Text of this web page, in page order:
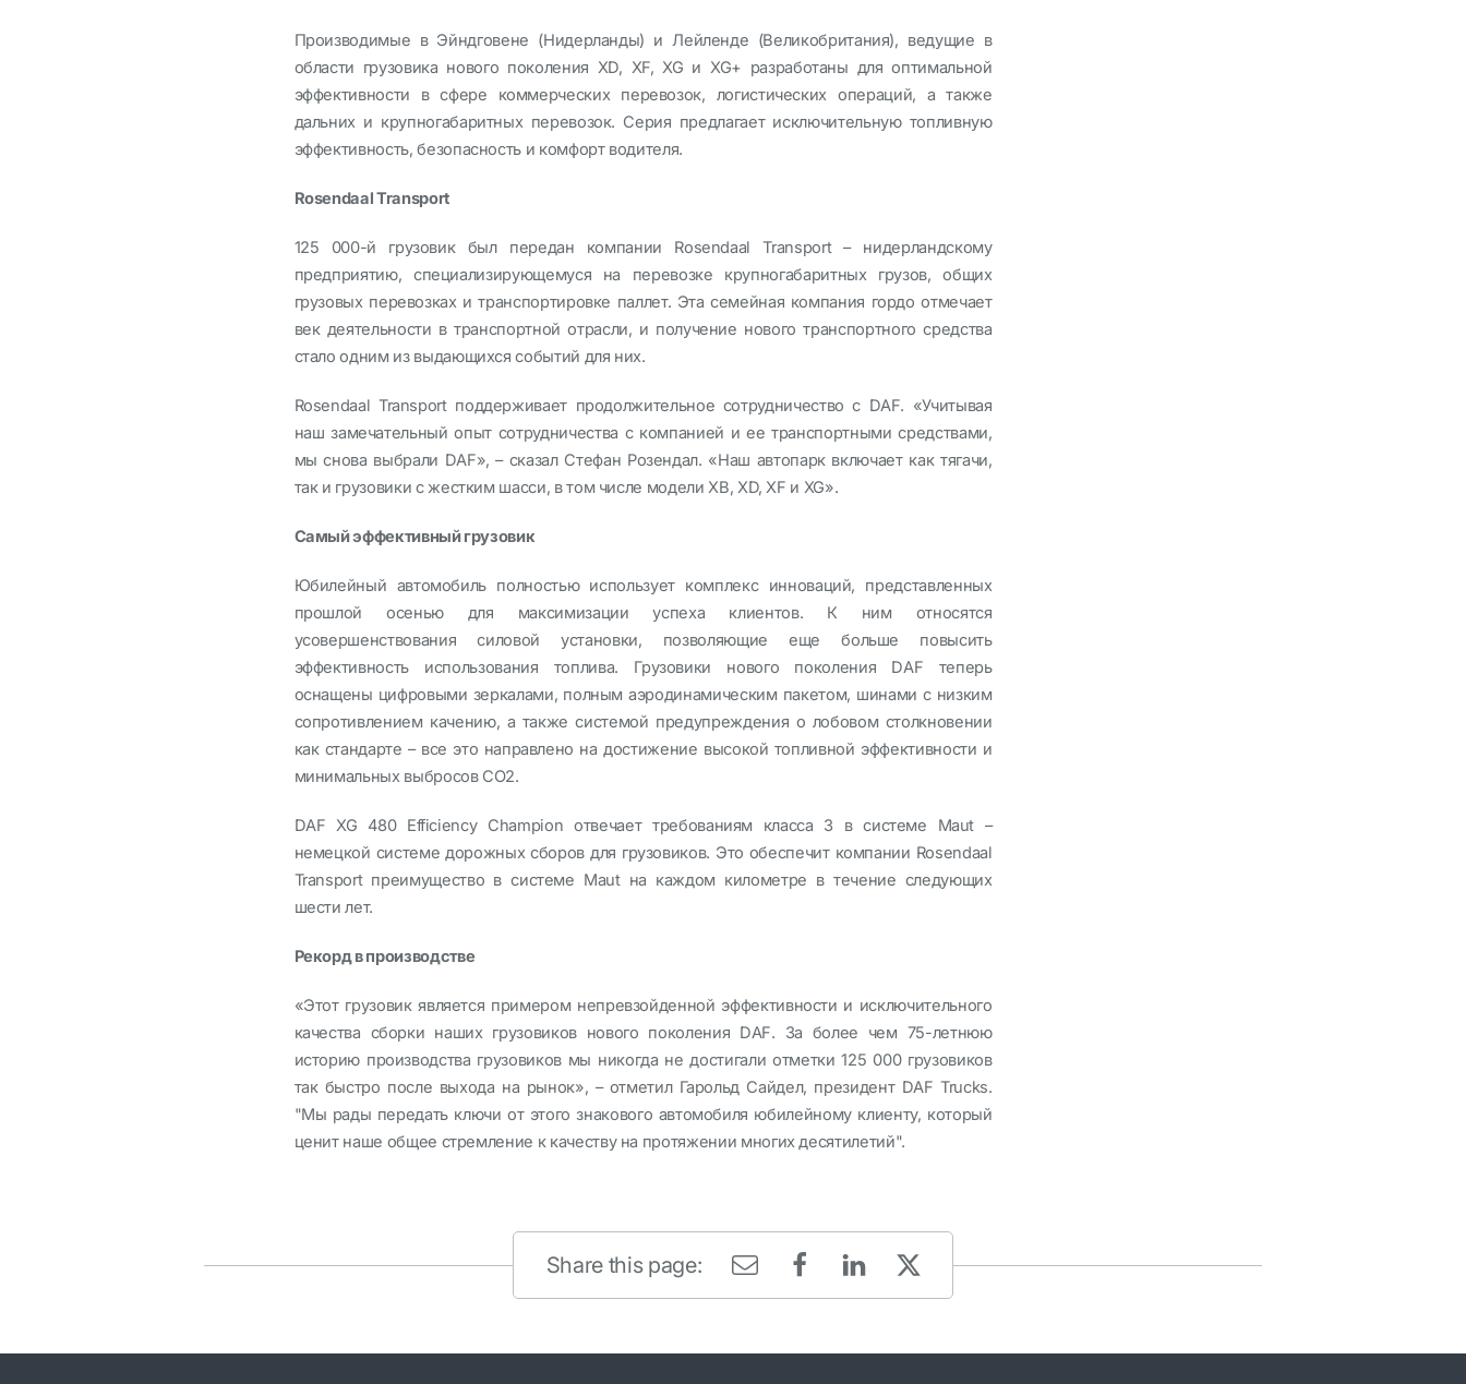
Производимые в Эйндговене (Нидерланды) и Лейленде (Великобритания), ведущие в
области грузовика нового поколения XD, XF, XG и XG+ разработаны для оптимальной
эффективности в сфере коммерческих перевозок, логистических операций, а также
дальних и крупногабаритных перевозок. Серия предлагает исключительную топливную
эффективность, безопасность и комфорт водителя.
Rosendaal Transport
125 000-й грузовик был передан компании Rosendaal Transport – нидерландскому
предприятию, специализирующемуся на перевозке крупногабаритных грузов, общих
грузовых перевозках и транспортировке паллет. Эта семейная компания гордо отмечает
век деятельности в транспортной отрасли, и получение нового транспортного средства
стало одним из выдающихся событий для них.
Rosendaal Transport поддерживает продолжительное сотрудничество с DAF. «Учитывая
наш замечательный опыт сотрудничества с компанией и ее транспортными средствами,
мы снова выбрали DAF», – сказал Стефан Розендал. «Наш автопарк включает как тягачи,
так и грузовики с жестким шасси, в том числе модели XB, XD, XF и XG».
Самый эффективный грузовик
Юбилейный автомобиль полностью использует комплекс инноваций, представленных
прошлой осенью для максимизации успеха клиентов. К ним относятся
усовершенствования силовой установки, позволяющие еще больше повысить
эффективность использования топлива. Грузовики нового поколения DAF теперь
оснащены цифровыми зеркалами, полным аэродинамическим пакетом, шинами с низким
сопротивлением качению, а также системой предупреждения о лобовом столкновении
как стандарте – все это направлено на достижение высокой топливной эффективности и
минимальных выбросов CO2.
DAF XG 480 Efficiency Champion отвечает требованиям класса 3 в системе Maut –
немецкой системе дорожных сборов для грузовиков. Это обеспечит компании Rosendaal
Transport преимущество в системе Maut на каждом километре в течение следующих
шести лет.
Рекорд в производстве
«Этот грузовик является примером непревзойденной эффективности и исключительного
качества сборки наших грузовиков нового поколения DAF. За более чем 75-летнюю
историю производства грузовиков мы никогда не достигали отметки 125 000 грузовиков
так быстро после выхода на рынок», – отметил Гарольд Сайдел, президент DAF Trucks.
"Мы рады передать ключи от этого знакового автомобиля юбилейному клиенту, который
ценит наше общее стремление к качеству на протяжении многих десятилетий".
Share this page: